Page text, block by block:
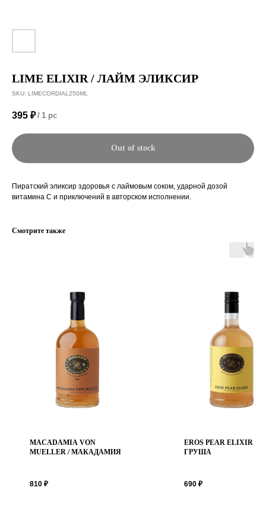
LIME ELIXIR / ЛАЙМ ЭЛИКСИР
SKU: LIMECORDIAL250ML
395 ₽ / 1 pc
Out of stock
Пиратский эликсир здоровья с лаймовым соком, ударной дозой
витамина С и приключений в авторском исполнении.
Смотрите также
MACADAMIA VON
MUELLER / МАКАДАМИЯ
810 ₽
EROS PEAR ELIXIR /
ГРУША
690 ₽
Время работы
г.Санкт-Петербург,
ул.Курляндская, д.49